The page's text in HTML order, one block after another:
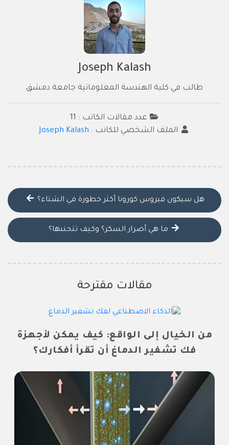
Joseph Kalash
طالب في كلية الهندسة المعلوماتية جامعة دمشق
عدد مقالات الكاتب : 11
الملف الشخصي للكاتب : Joseph Kalash
هل سيكون فيروس كورونا أكثر خطورة في الشتاء؟
ما هي أضرار السكر؟ وكيف تتجنبها؟
مقالات مقترحة
من الخيال إلى الواقع: كيف يمكن لأجهزة
فك تشفير الدماغ أن تقرأ أفكارك؟